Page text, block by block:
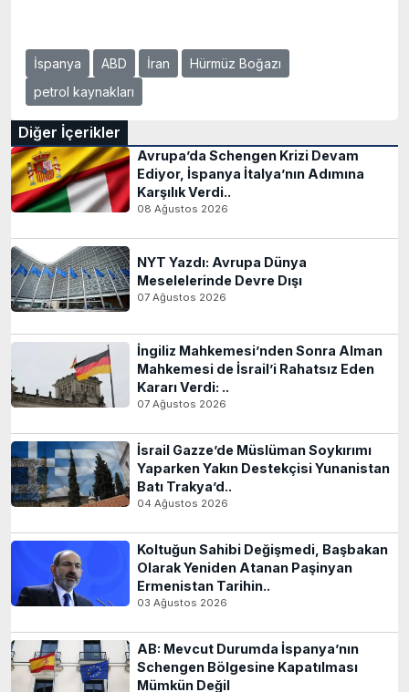
İspanya ABD İran
Hürmüz Boğazı
petrol kaynakları
Diğer İçerikler
Avrupa’da Schengen Krizi Devam
Ediyor, İspanya İtalya’nın Adımına
Karşılık Verdi..
08 Ağustos 2026
NYT Yazdı: Avrupa Dünya
Meselelerinde Devre Dışı
07 Ağustos 2026
İngiliz Mahkemesi’nden Sonra Alman
Mahkemesi de İsrail’i Rahatsız Eden
Kararı Verdi: ..
07 Ağustos 2026
İsrail Gazze’de Müslüman Soykırımı
Yaparken Yakın Destekçisi Yunanistan
Batı Trakya’d..
04 Ağustos 2026
Koltuğun Sahibi Değişmedi, Başbakan
Olarak Yeniden Atanan Paşinyan
Ermenistan Tarihin..
03 Ağustos 2026
AB: Mevcut Durumda İspanya’nın
Schengen Bölgesine Kapatılması
Mümkün Değil